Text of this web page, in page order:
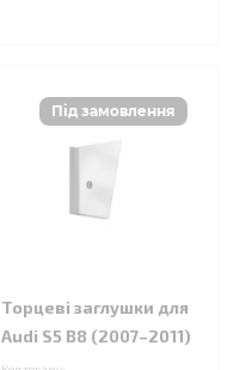
Торцеві заглушки для
Audi S5 B8 (2007–2011)